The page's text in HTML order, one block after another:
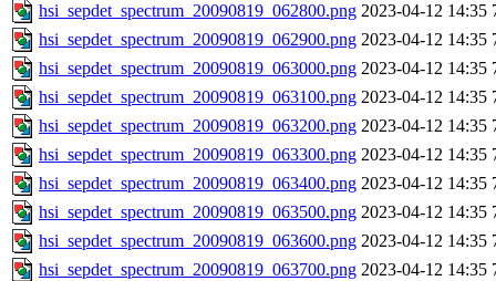
hsi_sepdet_spectrum_20090819_062800.png 2023-04-12 14:35
hsi_sepdet_spectrum_20090819_062900.png 2023-04-12 14:35
hsi_sepdet_spectrum_20090819_063000.png 2023-04-12 14:35
hsi_sepdet_spectrum_20090819_063100.png 2023-04-12 14:35
hsi_sepdet_spectrum_20090819_063200.png 2023-04-12 14:35
hsi_sepdet_spectrum_20090819_063300.png 2023-04-12 14:35
hsi_sepdet_spectrum_20090819_063400.png 2023-04-12 14:35
hsi_sepdet_spectrum_20090819_063500.png 2023-04-12 14:35
hsi_sepdet_spectrum_20090819_063600.png 2023-04-12 14:35
hsi_sepdet_spectrum_20090819_063700.png 2023-04-12 14:35